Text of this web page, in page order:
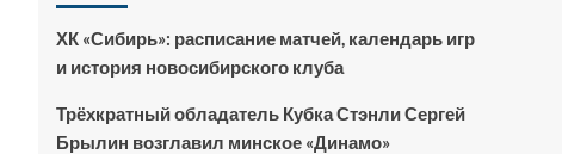
ХК «Сибирь»: расписание матчей, календарь игр
и история новосибирского клуба
Трёхкратный обладатель Кубка Стэнли Сергей
Брылин возглавил минское «Динамо»